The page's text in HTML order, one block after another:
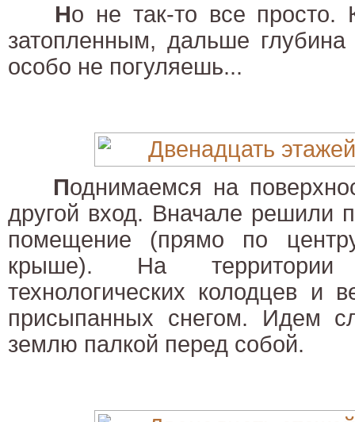
Но не так-то все просто.
затопленным, дальше
особо не погуляешь...
Поднимаемся на
другой вход. Вначале решили
помещение (прямо по
крыше). На территории
технологических колодцев и
присыпанных снегом. Идем
землю палкой перед собой.